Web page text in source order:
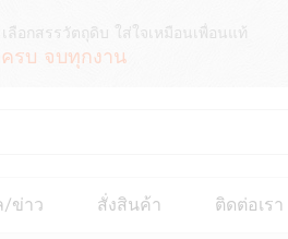
อกสรรวัตถุดิบ ใส่ใจเหมือนเพื่อนแท้
รบ จบทุกงาน
ข่าว สั่งสินค้า ติดต่อเรา